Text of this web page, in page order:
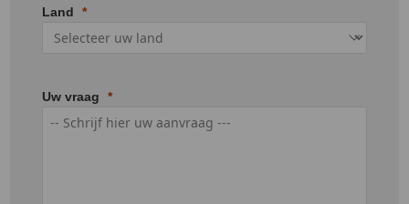
Land
Uw vraag